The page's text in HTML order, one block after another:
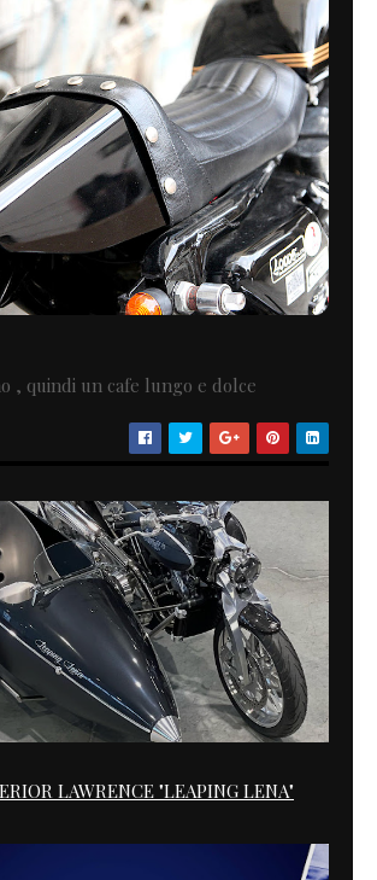
, quindi un cafe lungo e dolce
LAWRENCE "LEAPING LENA"